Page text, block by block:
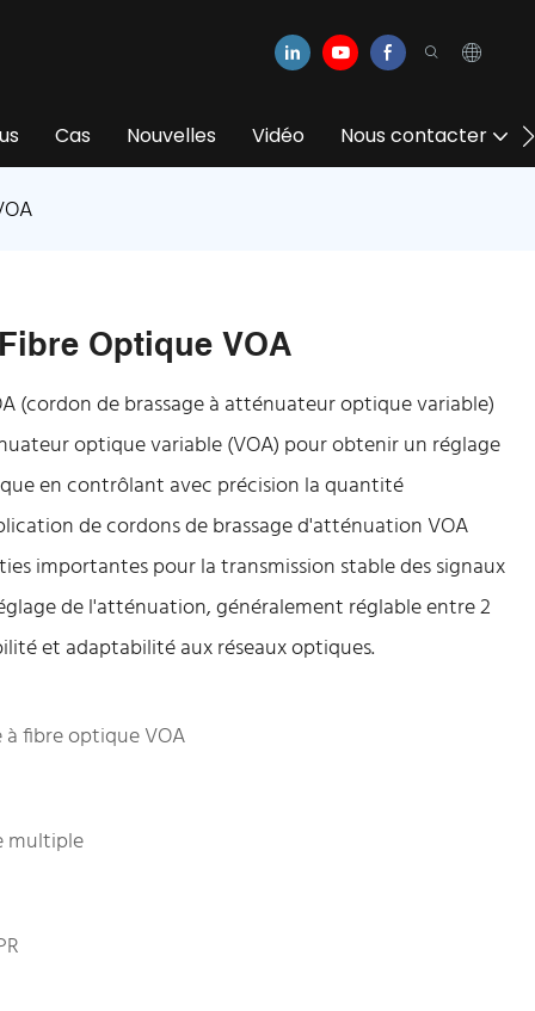
Cas Nouvelles Vidéo Nous contacter
Optique VOA
(cordon de brassage à atténuateur optique variable)
optique variable (VOA) pour obtenir un réglage
en contrôlant avec précision la quantité
de cordons de brassage d'atténuation VOA
importantes pour la transmission stable des signaux
de l'atténuation, généralement réglable entre 2
et adaptabilité aux réseaux optiques.
fibre optique VOA
multiple